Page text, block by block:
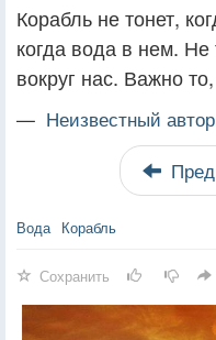
Корабль не тонет,
когда вода в нем. Не
вокруг нас. Важно
— Неизвестный
Вода Корабль
Сохранить